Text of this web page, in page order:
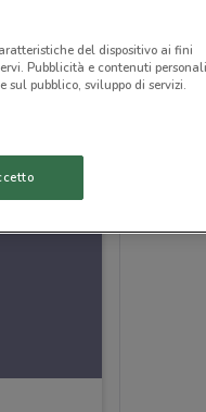
del dispositivo ai fini
Pubblicità e contenuti
pubblico, sviluppo di servizi.